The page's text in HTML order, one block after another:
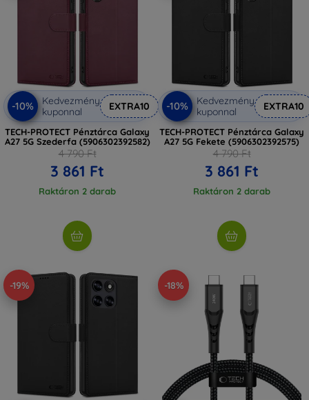
-10%
Kedvezmény
kuponnal
EXTRA10
TECH-PROTECT Pénztárca Galaxy
A27 5G Szederfa (5906302392582)
4 790 Ft
3 861 Ft
Raktáron 2 darab
-10%
Kedvezmény
kuponnal
EXTRA10
TECH-PROTECT Pénztárca Galaxy
A27 5G Fekete (5906302392575)
4 790 Ft
3 861 Ft
Raktáron 2 darab
-19% -18%